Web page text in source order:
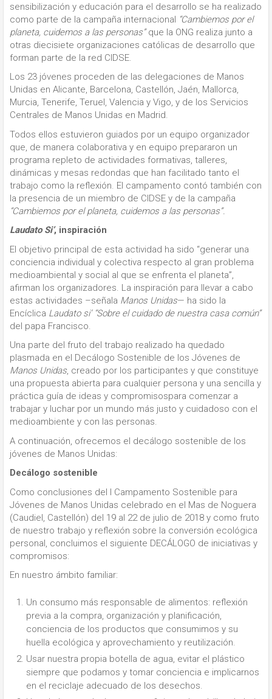
sensibilización y educación para el desarrollo se ha realizado
como parte de la campaña internacional “Cambiemos por el
planeta, cuidemos a las personas”que la ONG realiza junto a
otras diecisiete organizaciones católicas de desarrollo que
forman parte de la red CIDSE.
Los 23 jóvenes proceden de las delegaciones de Manos
Unidas en Alicante, Barcelona, Castellón, Jaén, Mallorca,
Murcia, Tenerife, Teruel, Valencia y Vigo, y de los Servicios
Centrales de Manos Unidas en Madrid.
Todos ellos estuvieron guiados por un equipo organizador
que, de manera colaborativa y en equipo prepararon un
programa repleto de actividades formativas, talleres,
dinámicas y mesas redondas que han facilitado tanto el
trabajo como la reflexión. El campamento contó también con
la presencia de un miembro de CIDSE y de la campaña
“Cambiemos por el planeta, cuidemos a las personas”.
Laudato Si’, inspiración
El objetivo principal de esta actividad ha sido “generar una
conciencia individual y colectiva respecto al gran problema
medioambiental y social al que se enfrenta el planeta”,
afirman los organizadores. La inspiración para llevar a cabo
estas actividades –señala Manos Unidas— ha sido la
Encíclica Laudato si’ “Sobre el cuidado de nuestra casa común”
del papa Francisco.
Una parte del fruto del trabajo realizado ha quedado
plasmada en el Decálogo Sostenible de los Jóvenes de
Manos Unidas, creado por los participantes y que constituye
una propuesta abierta para cualquier persona y una sencilla y
práctica guía de ideas y compromisospara comenzar a
trabajar y luchar por un mundo más justo y cuidadoso con el
medioambiente y con las personas.
A continuación, ofrecemos el decálogo sostenible de los
jóvenes de Manos Unidas:
Decálogo sostenible
Como conclusiones del I Campamento Sostenible para
Jóvenes de Manos Unidas celebrado en el Mas de Noguera
(Caudiel, Castellón) del 19 al 22 de julio de 2018 y como fruto
de nuestro trabajo y reflexión sobre la conversión ecológica
personal, concluimos el siguiente DECÁLOGO de iniciativas y
compromisos:
En nuestro ámbito familiar:
Un consumo más responsable de alimentos: reflexión
previa a la compra, organización y planificación,
conciencia de los productos que consumimos y su
huella ecológica y aprovechamiento y reutilización.
Usar nuestra propia botella de agua, evitar el plástico
siempre que podamos y tomar conciencia e implicarnos
en el reciclaje adecuado de los desechos.